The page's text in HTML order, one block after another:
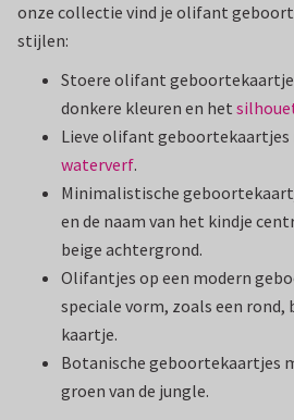
onze collectie vind je olifant
stijlen:
Stoere olifant
donkere kleuren en het
Lieve olifant geboortekaartjes
waterverf.
Minimalistische
en de naam van het kindje
beige achtergrond.
Olifantjes op een modern
speciale vorm, zoals een
kaartje.
Botanische geboortekaartjes
groen van de jungle.